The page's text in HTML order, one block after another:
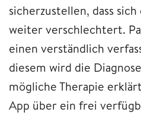
sicherzustellen, dass
weiter verschlechtert.
einen verständlich
diesem wird die
mögliche Therapie
App über ein frei